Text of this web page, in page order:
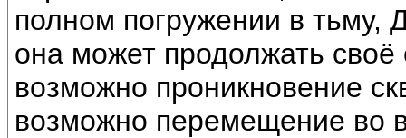
полном погружении в тьму,
она может продолжать
возможно проникновение
возможно перемещение во